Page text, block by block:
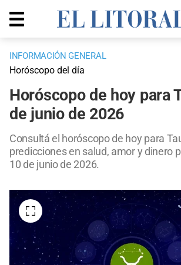
INFORMACIÓN GENERAL
Horóscopo del día
Horóscopo de hoy para
de junio de 2026
Consultá el horóscopo de hoy para
predicciones en salud, amor y dinero
10 de junio de 2026.